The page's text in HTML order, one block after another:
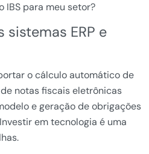
IBS para meu setor?
sistemas ERP e
o cálculo automático de
notas fiscais eletrônicas
e geração de obrigações
em tecnologia é uma